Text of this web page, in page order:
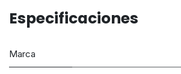
Especificaciones
Marca